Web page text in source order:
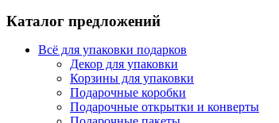
Каталог предложений
Всё для упаковки подарков
Декор для упаковки
Корзины для упаковки
Подарочные коробки
Подарочные открытки и конверты